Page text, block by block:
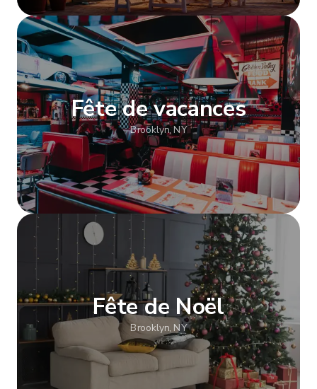
Afficher plus
Fête de vacances
Brooklyn, NY
Afficher plus
Fête de Noël
Brooklyn, NY